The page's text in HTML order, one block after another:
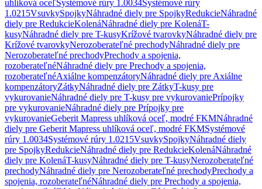
uhlíková oceľSystémové rúry 1.0034Systémové rúry
1.0215VsuvkySpojkyNáhradné diely pre SpojkyRedukcieNáhradné
diely pre RedukcieKolenáNáhradné diely pre KolenáT-
kusyNáhradné diely pre T-kusyKrížové tvarovkyNáhradné diely pre
Krížové tvarovkyNerozoberateľné prechodyNáhradné diely pre
Nerozoberateľné prechodyPrechody a spojenia,
rozoberateľnéNáhradné diely pre Prechody a spojenia,
rozoberateľnéAxiálne kompenzátoryNáhradné diely pre Axiálne
kompenzátoryZátkyNáhradné diely pre ZátkyT-kusy pre
vykurovanieNáhradné diely pre T-kusy pre vykurovaniePrípojky
pre vykurovanieNáhradné diely pre Prípojky pre
vykurovanieGeberit Mapress uhlíková oceľ, modré FKMNáhradné
diely pre Geberit Mapress uhlíková oceľ, modré FKMSystémové
rúry 1.0034Systémové rúry 1.0215VsuvkySpojkyNáhradné diely
pre SpojkyRedukcieNáhradné diely pre RedukcieKolenáNáhradné
diely pre KolenáT-kusyNáhradné diely pre T-kusyNerozoberateľné
prechodyNáhradné diely pre Nerozoberateľné prechodyPrechody a
spojenia, rozoberateľnéNáhradné diely pre Prechody a spojenia,